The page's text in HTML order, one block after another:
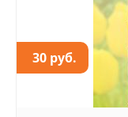
30 руб.